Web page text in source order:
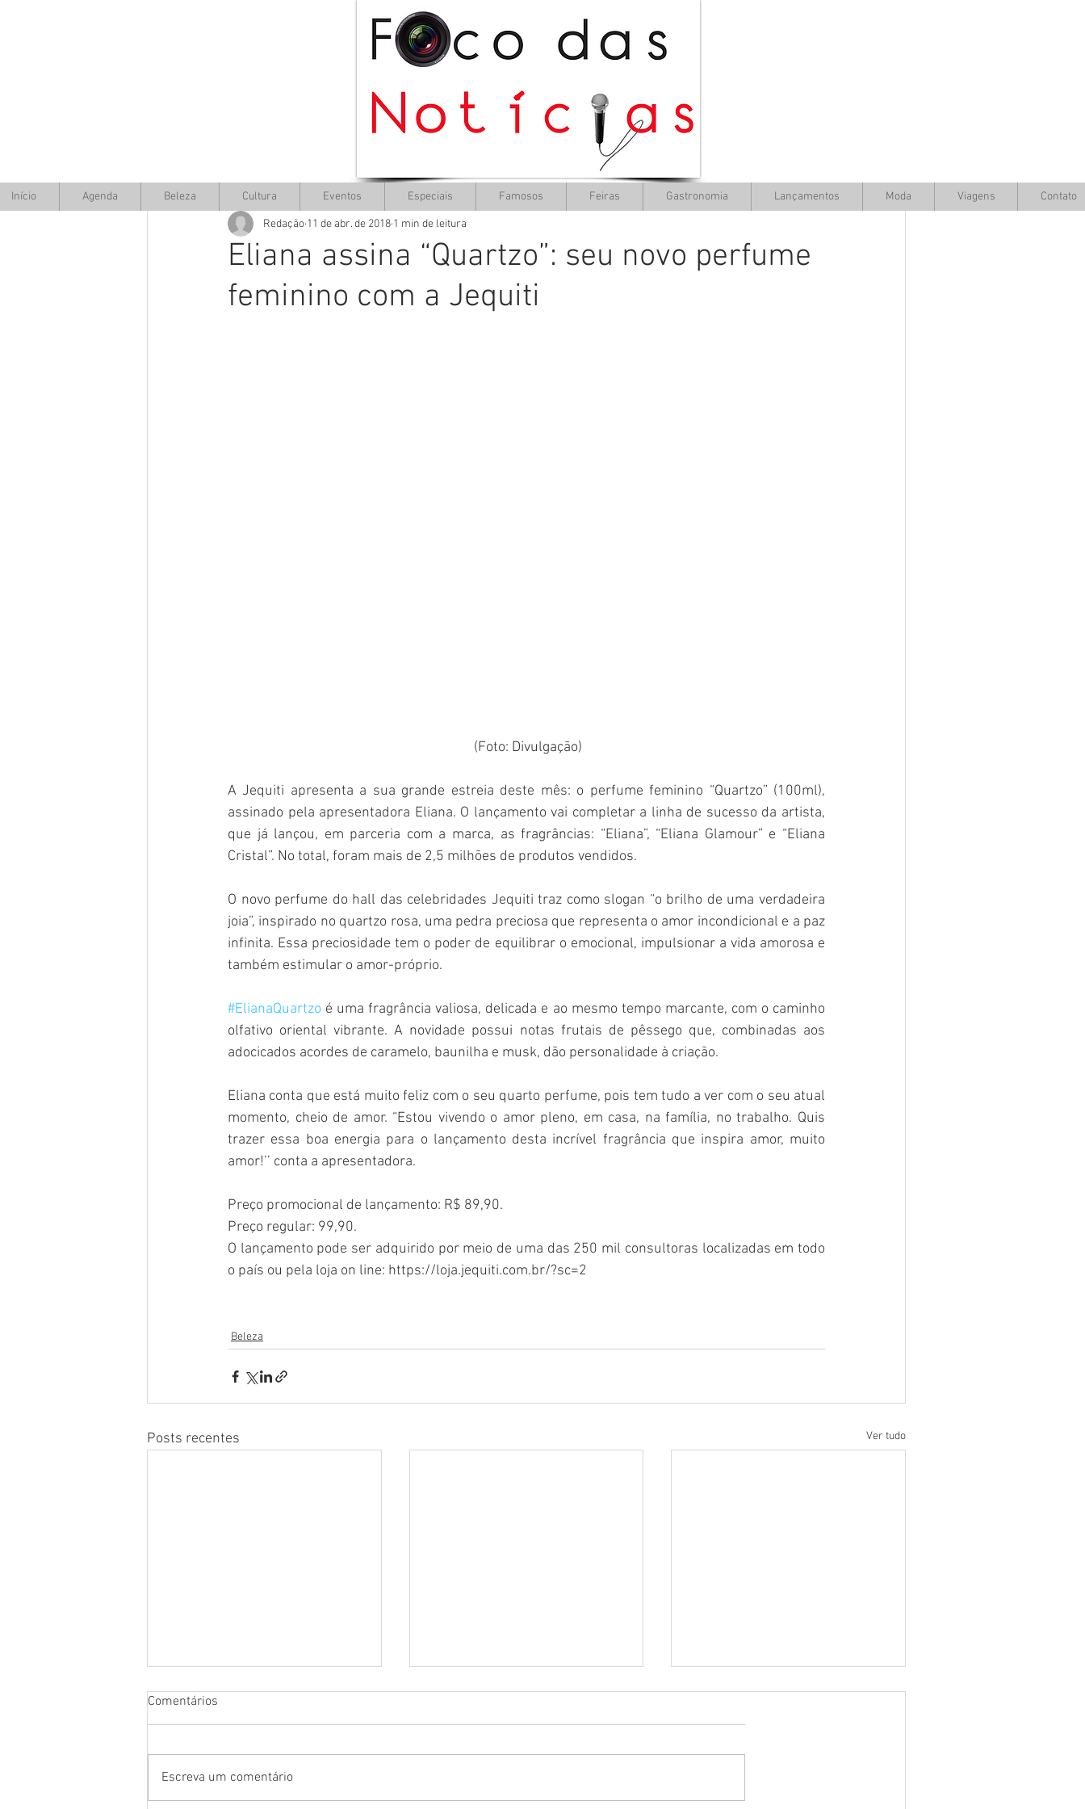
Eliana assina “Quartzo”: seu novo perfume
feminino com a Jequiti
Redação 11 de abr. de 2018 1 min de leitura
(Foto: Divulgação)
A Jequiti apresenta a sua grande estreia deste mês: o perfume feminino “Quartzo” (100ml),
assinado pela apresentadora Eliana. O lançamento vai completar a linha de sucesso da artista,
que já lançou, em parceria com a marca, as fragrâncias: “Eliana”, “Eliana Glamour” e “Eliana
Cristal”. No total, foram mais de 2,5 milhões de produtos vendidos.
O novo perfume do hall das celebridades Jequiti traz como slogan “o brilho de uma verdadeira
joia”, inspirado no quartzo rosa, uma pedra preciosa que representa o amor incondicional e a paz
infinita. Essa preciosidade tem o poder de equilibrar o emocional, impulsionar a vida amorosa e
também estimular o amor-próprio.
#ElianaQuartzo é uma fragrância valiosa, delicada e ao mesmo tempo marcante, com o caminho
olfativo oriental vibrante. A novidade possui notas frutais de pêssego que, combinadas aos
adocicados acordes de caramelo, baunilha e musk, dão personalidade à criação.
Eliana conta que está muito feliz com o seu quarto perfume, pois tem tudo a ver com o seu atual
momento, cheio de amor. “Estou vivendo o amor pleno, em casa, na família, no trabalho. Quis
trazer essa boa energia para o lançamento desta incrível fragrância que inspira amor, muito
amor!’’ conta a apresentadora.
Preço promocional de lançamento: R$ 89,90.
Preço regular: 99,90.
O lançamento pode ser adquirido por meio de uma das 250 mil consultoras localizadas em todo
o país ou pela loja on line: https://loja.jequiti.com.br/?sc=2
Beleza
Posts recentes Ver tudo
Comentários
Escreva um comentário
Início Agenda Beleza Cultura Eventos Especiais Famosos Feiras Gastronomia Lançamentos Moda Viagens Contato